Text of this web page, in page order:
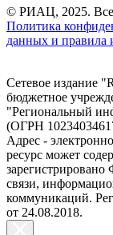
© РИАЦ, 2025.
Политика
данных и правила
Сетевое издание
бюджетное
"Региональный
(ОГРН
Адрес -
ресурс может
связи,
коммуникаций.
от 24.08.2018.